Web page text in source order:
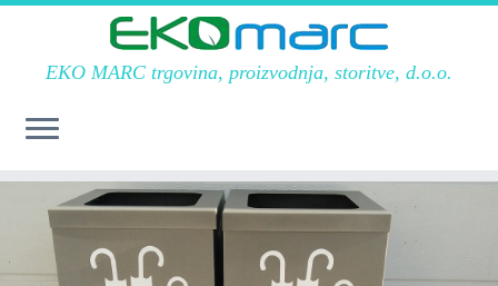
EKO MARC trgovina, proizvodnja, storitve, d.o.o.